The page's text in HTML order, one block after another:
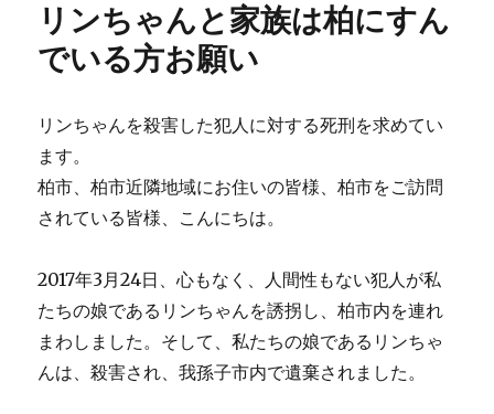
ん
家
日
本
人
さ
お
い
に
リンちゃんと家族は柏にすん
でいる方お願い
リンちゃんを殺害した犯人に対する死刑を求めてい
ます。
柏市、柏市近隣地域にお住いの皆様、柏市をご訪問
されている皆様、こんにちは。
2017年3月24日、心もなく、人間性もない犯人が私
たちの娘であるリンちゃんを誘拐し、柏市内を連れ
まわしました。そして、私たちの娘であるリンちゃ
んは、殺害され、我孫子市内で遺棄されました。